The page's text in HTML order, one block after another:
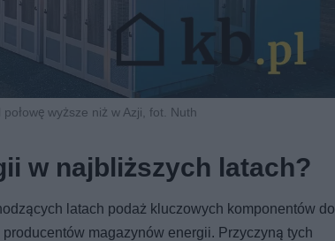
wyższe niż w Azji, fot. Nuth
w najbliższych latach?
latach podaż kluczowych komponentów do
magazynów energii. Przyczyną tych